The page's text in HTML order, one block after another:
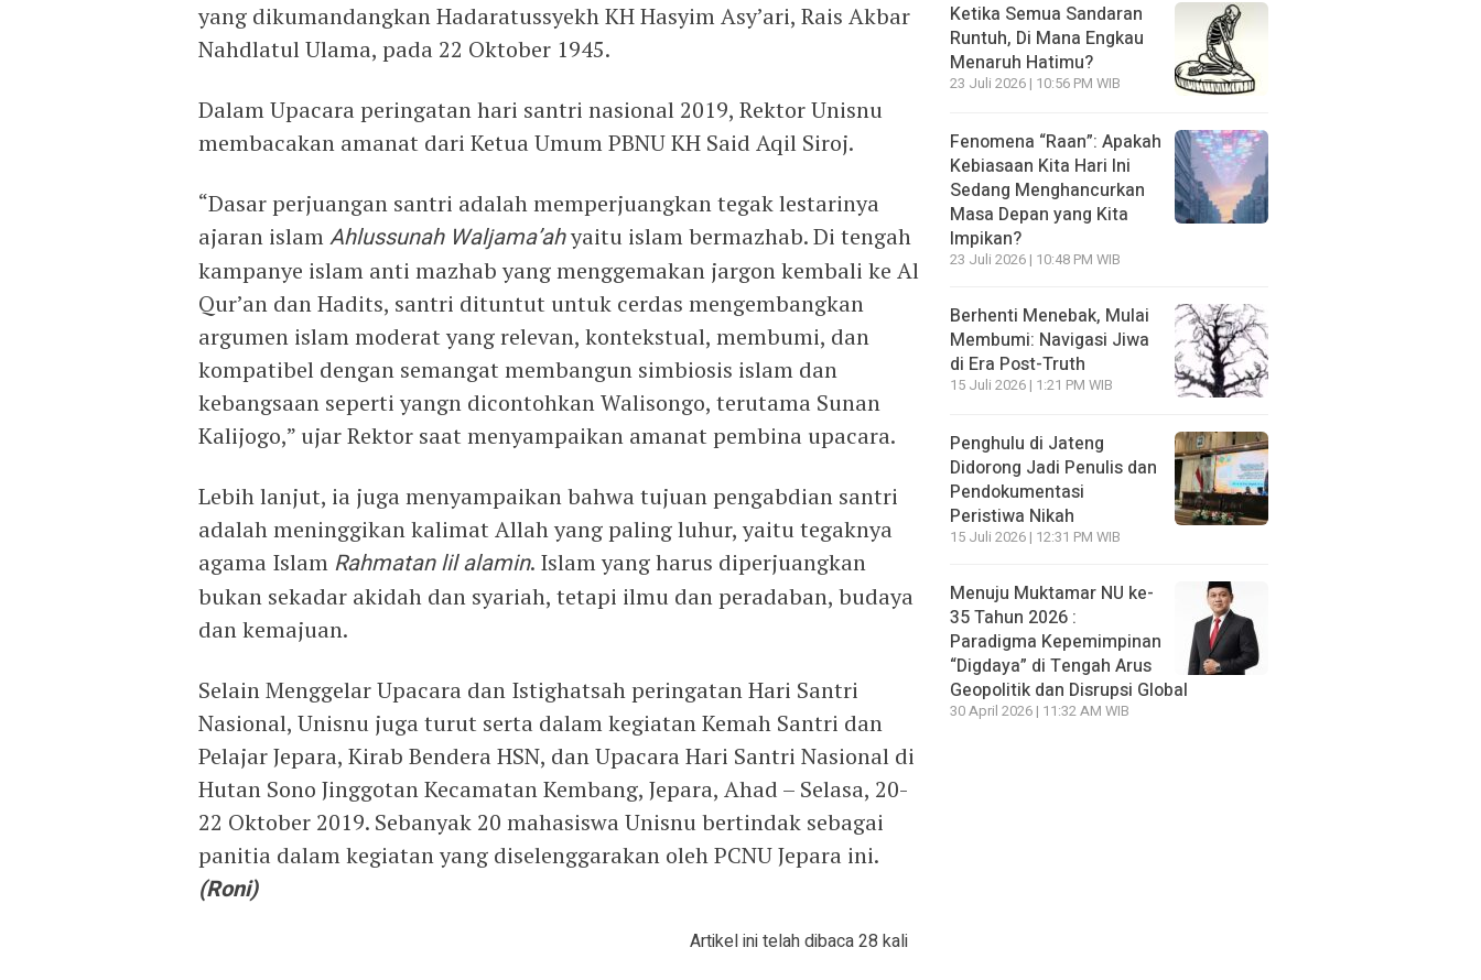
yang dikumandangkan Hadaratussyekh KH Hasyim Asy’ari, Rais Akbar
Nahdlatul Ulama, pada 22 Oktober 1945.
Dalam Upacara peringatan hari santri nasional 2019, Rektor Unisnu
membacakan amanat dari Ketua Umum PBNU KH Said Aqil Siroj.
“Dasar perjuangan santri adalah memperjuangkan tegak lestarinya
ajaran islamAhlussunah Waljama’ahyaitu islam bermazhab. Di tengah
kampanye islam anti mazhab yang menggemakan jargon kembali ke Al
Qur’an dan Hadits, santri dituntut untuk cerdas mengembangkan
argumen islam moderat yang relevan, kontekstual, membumi, dan
kompatibel dengan semangat membangun simbiosis islam dan
kebangsaan seperti yangn dicontohkan Walisongo, terutama Sunan
Kalijogo,” ujar Rektor saat menyampaikan amanat pembina upacara.
Lebih lanjut, ia juga menyampaikan bahwa tujuan pengabdian santri
adalah meninggikan kalimat Allah yang paling luhur, yaitu tegaknya
agama Islam Rahmatan lil alamin. Islam yang harus diperjuangkan
bukan sekadar akidah dan syariah, tetapi ilmu dan peradaban, budaya
dan kemajuan.
Selain Menggelar Upacara dan Istighatsah peringatan Hari Santri
Nasional, Unisnu juga turut serta dalam kegiatan Kemah Santri dan
Pelajar Jepara, Kirab Bendera HSN, dan Upacara Hari Santri Nasional di
Hutan Sono Jinggotan Kecamatan Kembang, Jepara, Ahad – Selasa, 20-
22 Oktober 2019. Sebanyak 20 mahasiswa Unisnu bertindak sebagai
panitia dalam kegiatan yang diselenggarakan oleh PCNU Jepara ini.
(Roni)
Artikel ini telah dibaca 28 kali
Ketika Semua Sandaran
Runtuh, Di Mana Engkau
Menaruh Hatimu?
23 Juli 2026 | 10:56 PM WIB
Fenomena “Raan”: Apakah
Kebiasaan Kita Hari Ini
Sedang Menghancurkan
Masa Depan yang Kita
Impikan?
23 Juli 2026 | 10:48 PM WIB
Berhenti Menebak, Mulai
Membumi: Navigasi Jiwa
di Era Post-Truth
15 Juli 2026 | 1:21 PM WIB
Penghulu di Jateng
Didorong Jadi Penulis dan
Pendokumentasi
Peristiwa Nikah
15 Juli 2026 | 12:31 PM WIB
Menuju Muktamar NU ke-
35 Tahun 2026 :
Paradigma Kepemimpinan
“Digdaya” di Tengah Arus
Geopolitik dan Disrupsi Global
30 April 2026 | 11:32 AM WIB